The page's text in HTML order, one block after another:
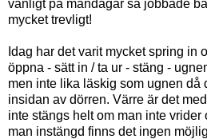
vanligt på måndagar så jobbade
mycket trevligt!
Idag har det varit mycket spring in
öppna - sätt in / ta ur - stäng -
men inte lika läskig som ugnen då
insidan av dörren. Värre är det
inte stängs helt om man inte vrider
man instängd finns det ingen